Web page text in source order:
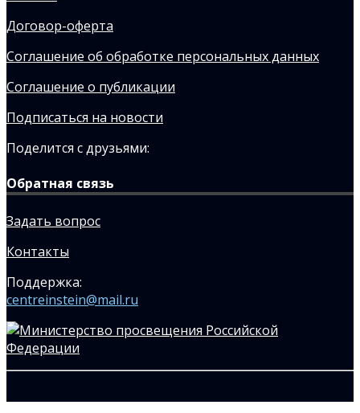
Договор-оферта
Соглашение об обработке персональных данных
Соглашение о публикации
Подписаться на новости
Поделится с друзьями:
Обратная связь
Задать вопрос
Контакты
Поддержка:
centreinstein@mail.ru